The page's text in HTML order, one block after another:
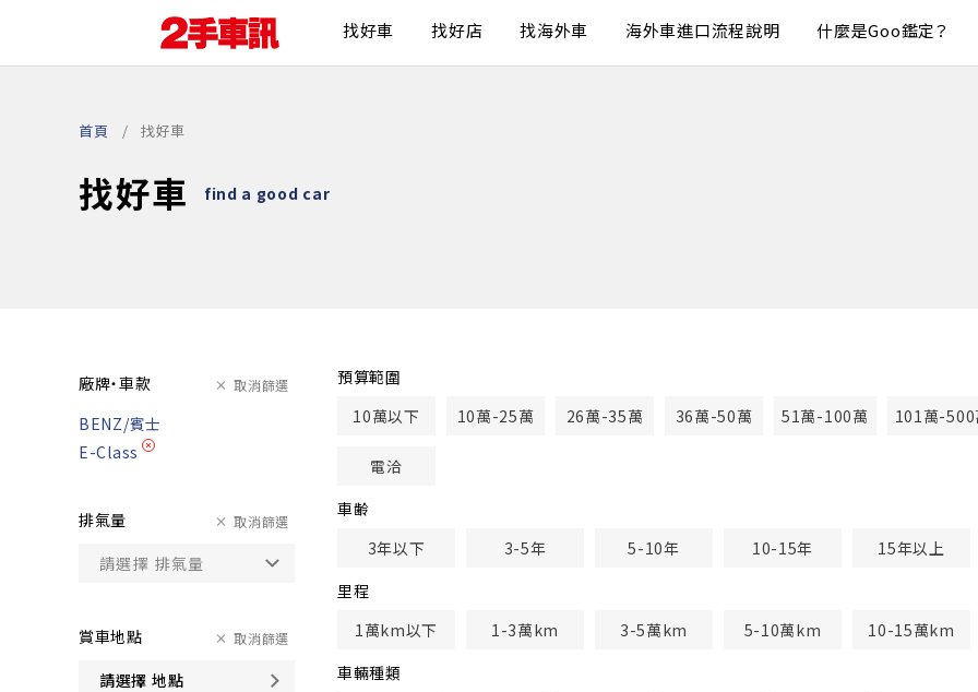
找好車 找好店 找海外車 海外車進口流程說明 什麼是Goo鑑定？
首頁 找好車
找好車 find a good car
廠牌・車款 取消篩選
BENZ/賓士
E-Class
排氣量 取消篩選
賞車地點
請選擇 地點
取消篩選
預算範圍
10萬以下
10萬-25萬 26萬-35萬 36萬-50萬 51萬-100萬 101萬-500
電洽
車齢
3年以下
3-5年 5-10年 10-15年
15年以上
里程
1萬km以下
1-3萬km 3-5萬km 5-10萬km
10-15萬km
車輛種類